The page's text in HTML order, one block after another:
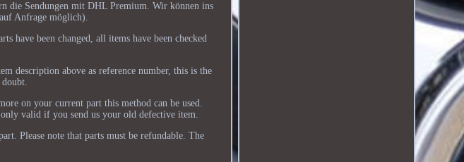
die Sendungen mit DHL Premium. Wir können ins
Anfrage möglich).
have been changed, all items have been checked
description above as reference number, this is the
on your current part this method can be used.
valid if you send us your old defective item.
Please note that parts must be refundable. The